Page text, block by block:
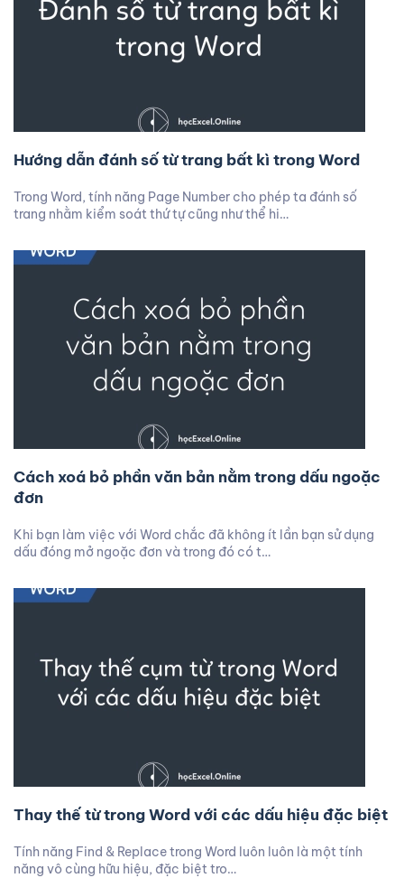
Hướng dẫn đánh số từ trang bất kì trong Word
Trong Word, tính năng Page Number cho phép ta đánh số
trang nhằm kiểm soát thứ tự cũng như thể hi…
Cách xoá bỏ phần văn bản nằm trong dấu ngoặc
đơn
Khi bạn làm việc với Word chắc đã không ít lần bạn sử dụng
dấu đóng mở ngoặc đơn và trong đó có t…
Thay thế từ trong Word với các dấu hiệu đặc biệt
Tính năng Find & Replace trong Word luôn luôn là một tính
năng vô cùng hữu hiệu, đặc biệt tro…